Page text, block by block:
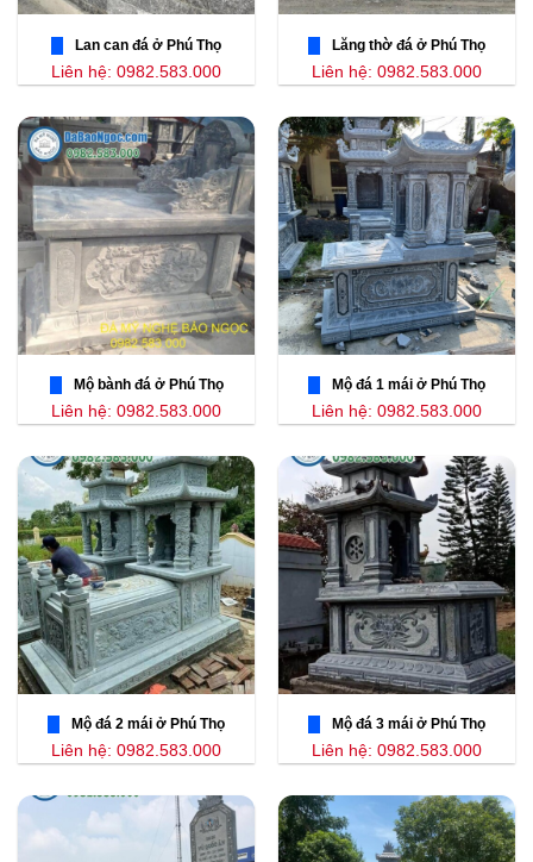
Lan can đá ở Phú Thọ
Liên hệ: 0982.583.000
Lăng thờ đá ở Phú Thọ
Liên hệ: 0982.583.000
Mộ bành đá ở Phú Thọ
Liên hệ: 0982.583.000
Mộ đá 1 mái ở Phú Thọ
Liên hệ: 0982.583.000
Mộ đá 2 mái ở Phú Thọ
Liên hệ: 0982.583.000
Mộ đá 3 mái ở Phú Thọ
Liên hệ: 0982.583.000